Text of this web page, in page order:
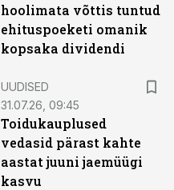
hoolimata võttis tuntud
ehituspoeketi omanik
kopsaka dividendi
UUDISED
31.07.26, 09:45
Toidukauplused
vedasid pärast kahte
aastat juuni jaemüügi
kasvu